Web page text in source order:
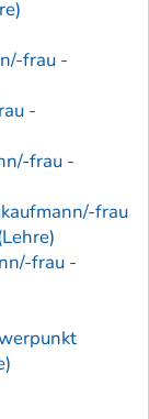
frau -
-
frau -
frau
frau -